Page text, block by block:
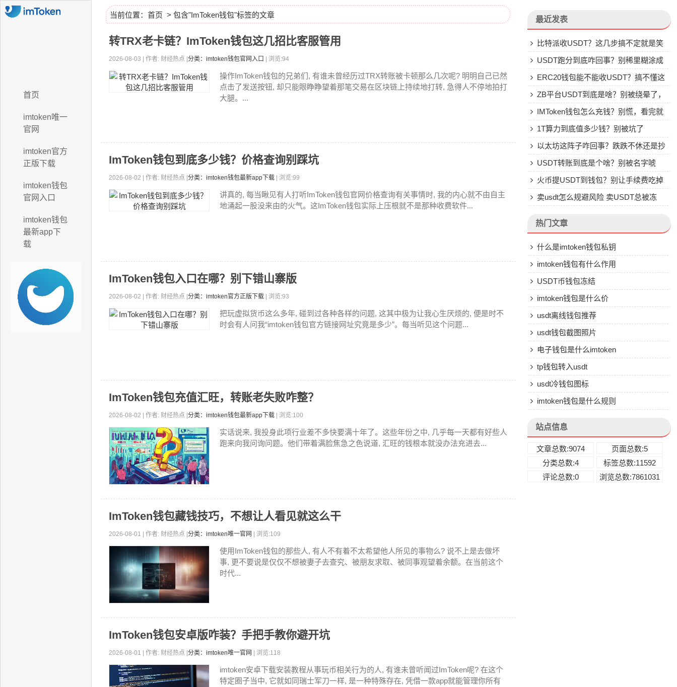
首页
imtoken唯一
官网
imtoken官方
正版下载
imtoken钱包
官网入口
imtoken钱包
最新app下
载
当前位置： 首页 > 包含"ImToken钱包"标签的文章
转TRX老卡链？ImToken钱包这几招比客服管用
2026-08-03 | 作者: 财经热点 | 分类：imtoken钱包官网入口 | 浏览:94
操作ImToken钱包的兄弟们, 有谁未曾经历过TRX转账被卡顿那么几次呢? 明明自己已然
点击了发送按钮, 却只能眼睁睁望着那笔交易在区块链上持续地打转, 急得人不停地拍打
大腿。...
ImToken钱包到底多少钱？价格查询别踩坑
2026-08-02 | 作者: 财经热点 | 分类：imtoken钱包最新app下载 | 浏览:99
讲真的, 每当瞅见有人打听ImToken钱包官网价格查询有关事情时, 我的内心就不由自主
地涌起一股没来由的火气。这ImToken钱包实际上压根就不是那种收费软件...
ImToken钱包入口在哪？别下错山寨版
2026-08-02 | 作者: 财经热点 | 分类：imtoken官方正版下载 | 浏览:93
把玩虚拟货币这么多年, 碰到过各种各样的问题, 这其中极为让我心生厌烦的, 便是时不
时会有人问我“imtoken钱包官方链接网址究竟是多少”。每当听见这个问题...
ImToken钱包充值汇旺，转账老失败咋整？
2026-08-02 | 作者: 财经热点 | 分类：imtoken钱包最新app下载 | 浏览:100
实话说来, 我投身此项行业差不多快要满十年了。这些年份之中, 几乎每一天都有好些人
跑来向我问询问题。他们带着满脸焦急之色说道, 汇旺的钱根本就没办法充进去...
ImToken钱包藏钱技巧，不想让人看见就这么干
2026-08-01 | 作者: 财经热点 | 分类：imtoken唯一官网 | 浏览:109
使用ImToken钱包的那些人, 有人不有着不太希望他人所见的事物么? 说不上是去做坏
事, 更不要说是仅仅不想被妻子去查究、被朋友求取、被同事观望着余额。在当前这个
时代...
ImToken钱包安卓版咋装？手把手教你避开坑
2026-08-01 | 作者: 财经热点 | 分类：imtoken唯一官网 | 浏览:118
imtoken安卓下载安装教程从事玩币相关行为的人, 有谁未曾听闻过ImToken呢? 在这个
特定圈子当中, 它就如同瑞士军刀一样, 是一种特殊存在, 凭借一款app就能管理你所有
最近发表
比特派收USDT？这几步搞不定就是笑
话USDT跑分到底咋回事？别稀里糊涂成
了帮凶
ERC20钱包能不能收USDT？搞不懂这
些别乱转
ZB平台USDT到底是啥？别被绕晕了，
说点大实话
IMToken钱包怎么充钱？别慌，看完就
会1T算力到底值多少钱？别被坑了
以太坊这阵子咋回事？跌跌不休还是抄
底机会？
USDT转账到底是个啥？别被名字唬
住，一文说透
火币提USDT到钱包？别让手续费吃掉
你的钱
卖usdt怎么规避风险 卖USDT总被冻
热门文章
什么是imtoken钱包私钥
imtoken钱包有什么作用
USDT币钱包冻结
imtoken钱包是什么价
usdt离线钱包推荐
usdt钱包截图照片
电子钱包是什么imtoken
tp钱包转入usdt
usdt冷钱包图标
imtoken钱包是什么规则
站点信息
文章总数:9074
页面总数:5
分类总数:4
标签总数:11592
评论总数:0
浏览总数:7861031